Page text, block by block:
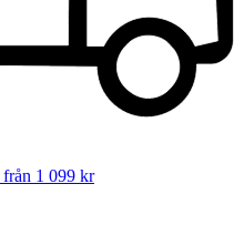
från 1 099 kr